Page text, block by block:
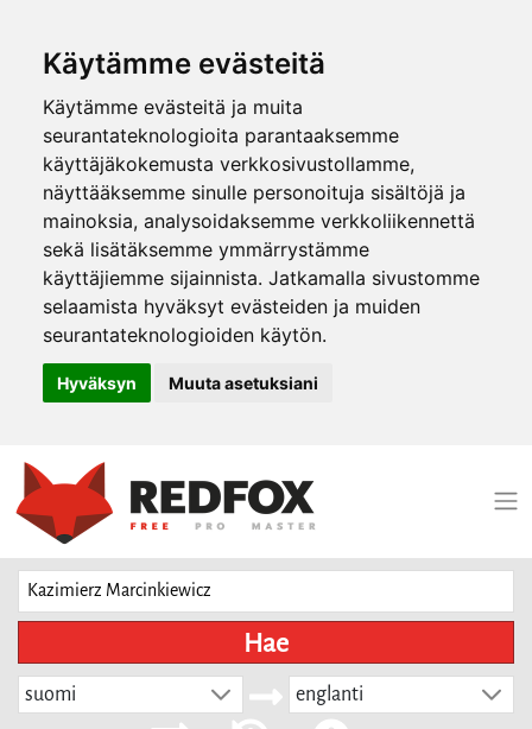
Käytämme evästeitä
Käytämme evästeitä ja muita
seurantateknologioita parantaaksemme
käyttäjäkokemusta verkkosivustollamme,
näyttääksemme sinulle personoituja sisältöjä ja
mainoksia, analysoidaksemme verkkoliikennettä
sekä lisätäksemme ymmärrystämme
käyttäjiemme sijainnista. Jatkamalla sivustomme
selaamista hyväksyt evästeiden ja muiden
seurantateknologioiden käytön.
Hyväksyn Muuta asetuksiani
Hae
suomi englanti